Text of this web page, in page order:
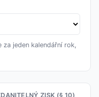
za jeden kalendářní rok,
ZISK (§ 10)